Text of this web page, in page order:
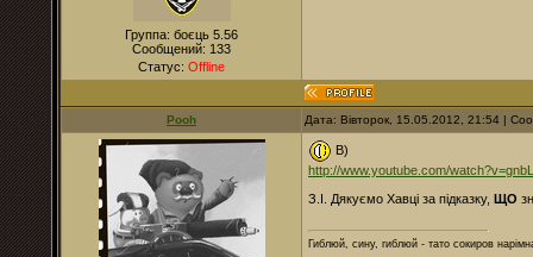
Группа: боєць 5.56
Сообщений: 133
Статус: Offline
Pooh Дата: Вівторок, 15.05.2012, 21:54 |
B)
http://www.youtube.com/
З.І. Дякуємо Хавці за підказку, ЩО
Гиблюй, сину, гиблюй - тато сокиров